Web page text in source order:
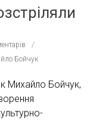
Бойчук
Михайло Бойчук,